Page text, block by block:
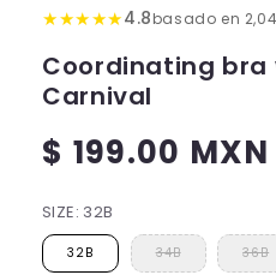
★★★★★4.8basado en
Coordinating bra
Carnival
Regular
$ 199.00 MXN
SIZE: 32B
32B 34B 36B